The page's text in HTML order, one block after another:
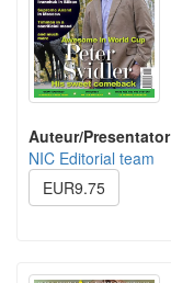
Auteur/Presentator
NIC Editorial team
EUR9.75